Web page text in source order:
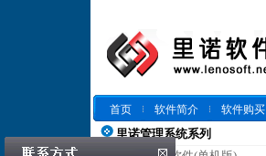
首页 软件简介 软件购买
里诺管理系统系列